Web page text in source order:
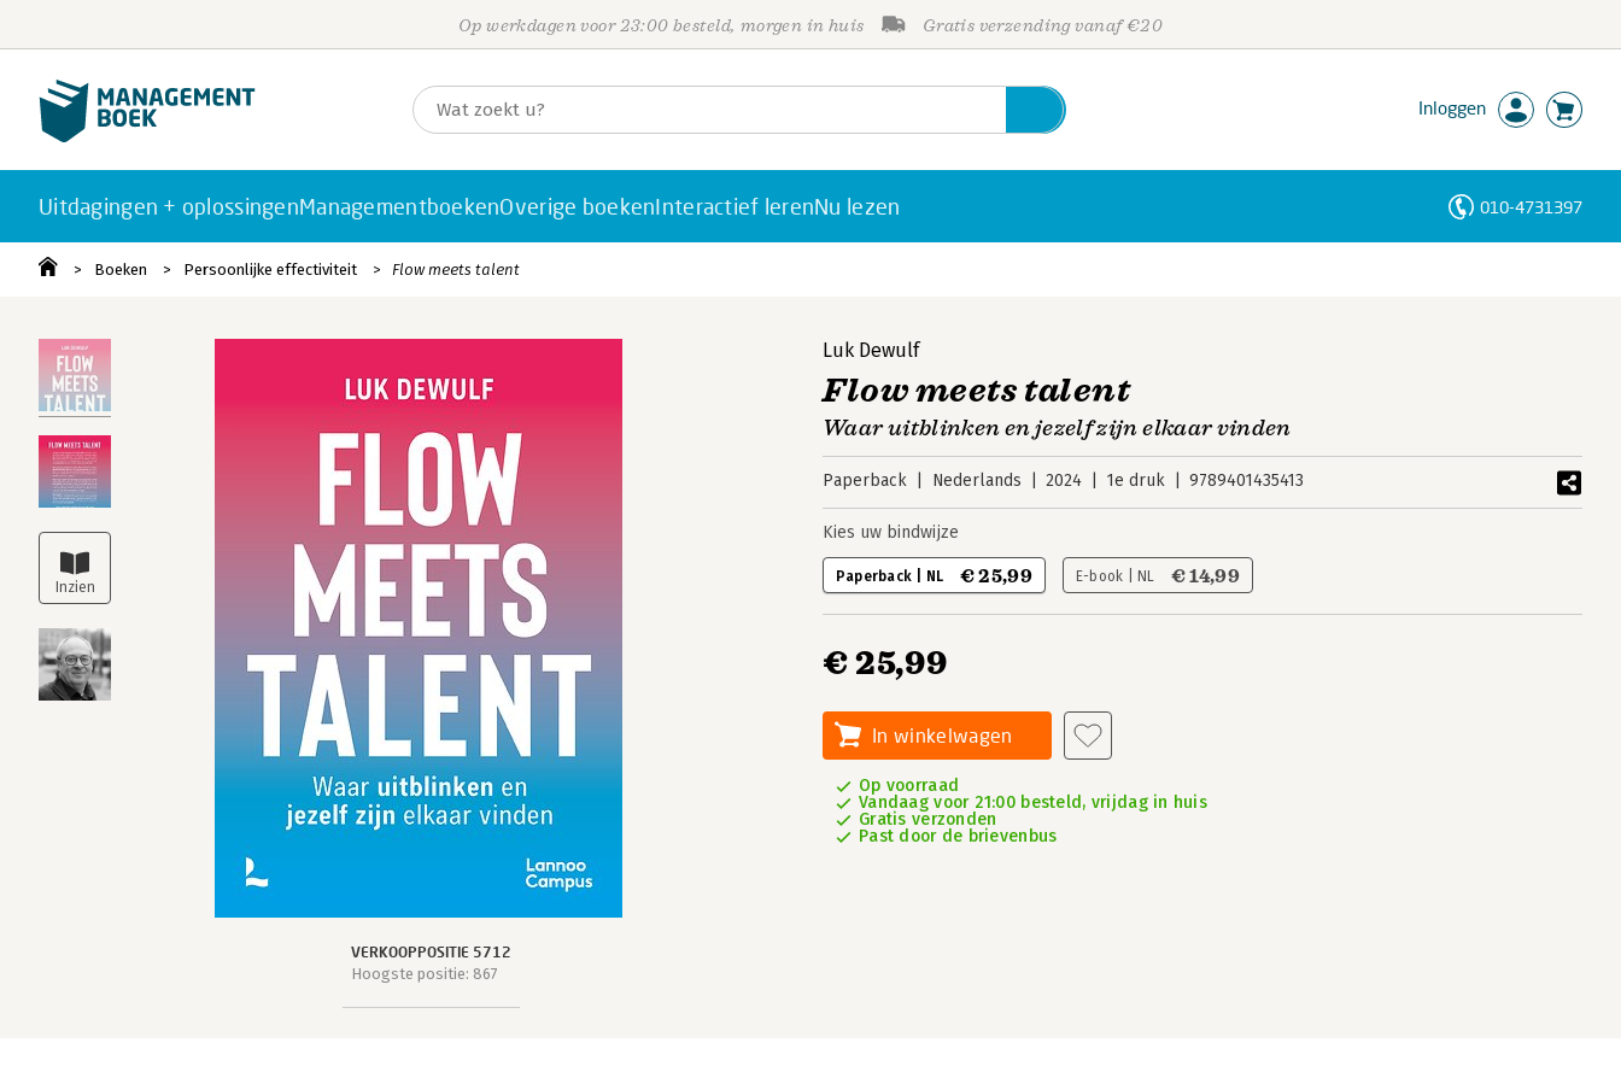
Op werkdagen voor 23:00 besteld, morgen in huis Gratis verzending vanaf €20
Inloggen
Uitdagingen + oplossingenManagementboekenOverige boekenInteractief lerenNu lezen 010-4731397
Boeken Persoonlijke effectiviteit Flow meets talent
VERKOOPPOSITIE 5712
Hoogste positie: 867
Luk Dewulf
Flow meets talent
Waar uitblinken en jezelf zijn elkaar vinden
Paperback Nederlands 2024 1e druk 9789401435413
Kies uw bindwijze
Paperback | NL € 25,99 E-book | NL € 14,99
€ 25,99
In winkelwagen
Op voorraad
Vandaag voor 21:00 besteld, vrijdag in huis
Gratis verzonden
Past door de brievenbus
Personen